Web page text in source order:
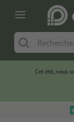
Cet été, nous